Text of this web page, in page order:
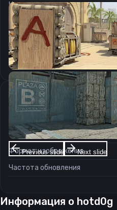
Previous slide Next slide
Чувствительность мыши в
Чувствительность мыши в
Ускорение мыши:
m_rawinput:
Настройки экрана
Разрешение
Соотношение сторон
Формат изображения
Частота обновления
Информация о hotd0g